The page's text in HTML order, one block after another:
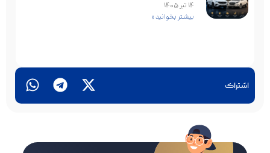
اشتراک
14 تیر 1405
بیشتر بخوانید »